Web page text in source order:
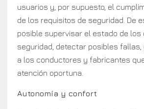
usuarios y, por supuesto, el
de los requisitos de seguridad. De
posible supervisar el estado de los
seguridad, detectar posibles
a los conductores y fabricantes
atención oportuna.
Autonomía y confort